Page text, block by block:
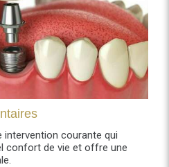
intervention courante qui
confort de vie et offre une